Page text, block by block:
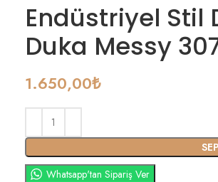
Endüstriyel Stil
Duka Messy
1.650,00₺
Whatsapp'tan Sipariş Ver